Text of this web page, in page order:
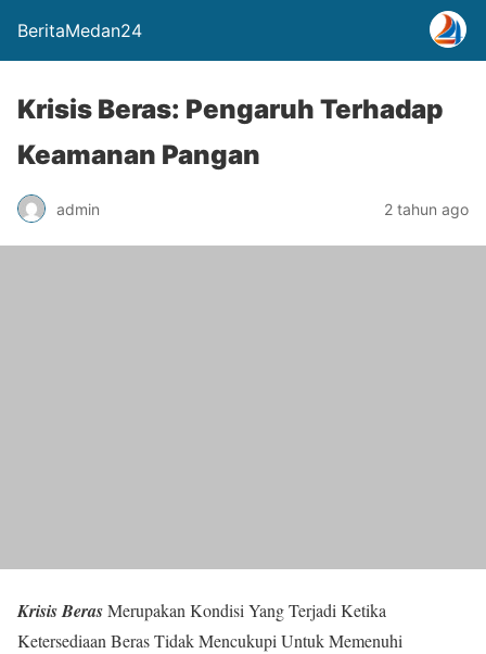
BeritaMedan24
Krisis Beras: Pengaruh Terhadap
Keamanan Pangan
admin 2 tahun ago
Krisis BerasMerupakan Kondisi Yang Terjadi Ketika
Ketersediaan Beras Tidak Mencukupi Untuk Memenuhi